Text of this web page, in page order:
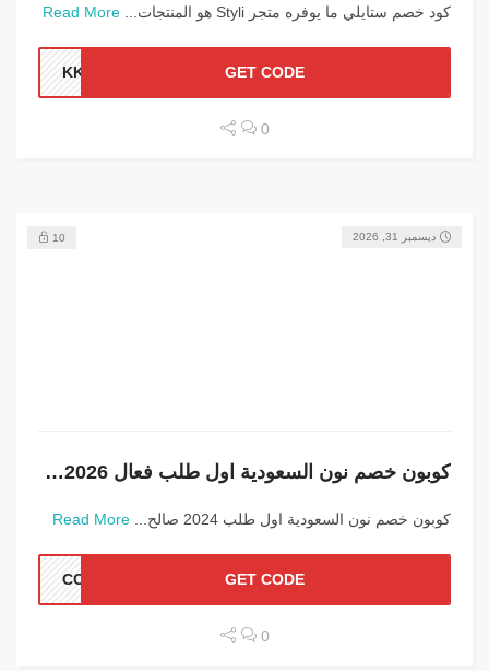
كود خصم ستايلي ما يوفره متجر Styli هو المنتجات... Read More
GET CODE
0
10
كوبون خصم نون السعودية اول طلب فعال 2026 خصم إضافي 20%
كوبون خصم نون السعودية اول طلب 2024 صالح... Read More
ديسمبر 31, 2026
GET CODE
0